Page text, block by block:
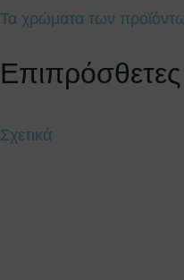
Τα χρώματα των
Σχετικά